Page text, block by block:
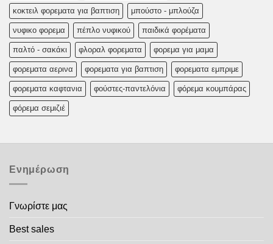
κοκτειλ φορεματα για βαπτιση μπούστο - μπλούζα
νυφικο φορεμα πέπλο νυφικού παιδικά φορέματα
παλτό - σακάκι φλοραλ φορεματα φορεμα για μαμα
φορεματα αερινα φορεματα για βαπτιση φορεματα εμπριμε
φορεματα καφτανια φούστες-παντελόνια φόρεμα κουμπάρας
φόρεμα σεμιζιέ
Ενημέρωση
Γνωρίστε μας
Best sales